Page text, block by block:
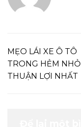
MẸO LÁI XE Ô TÔ
TRONG HẺM NHỎ
THUẬN LỢI NHẤT